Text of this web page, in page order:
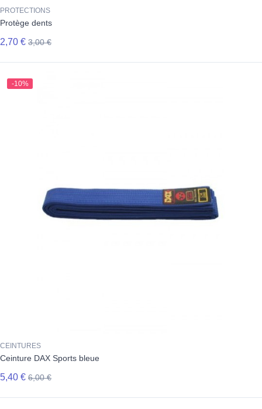
PROTECTIONS
Protège dents
2,70 € 3,00 €
-10%
CEINTURES
Ceinture DAX Sports bleue
5,40 € 6,00 €